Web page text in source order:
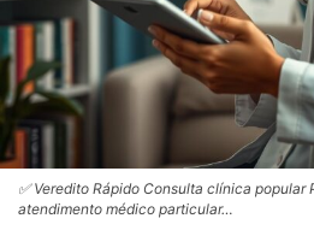
✅ Veredito Rápido Consulta clínica popular
atendimento médico particular…